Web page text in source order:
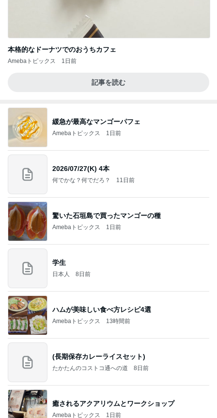
本格的なドーナツでのおうちカフェ
Amebaトピックス 1日前
記事を読む
緩急が最高なマンゴーパフェ
Amebaトピックス 1日前
2026/07/27(K) 4本
何でかな？何でだろ？ 11日前
驚いた石垣島で買ったマンゴーの種
Amebaトピックス 1日前
学生
日本人 8日前
ハムが美味しい食べ方レシピ4選
Amebaトピックス 13時間前
(長期保存カレーライスセット)
たかたんのコストコ通への道 8日前
癒されるアクアリウムとワークショップ
Amebaトピックス 1日前